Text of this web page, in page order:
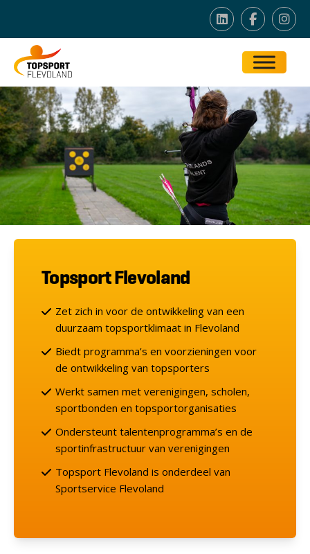
Topsport Flevoland
Zet zich in voor de ontwikkeling van een
duurzaam topsportklimaat in Flevoland
Biedt programma’s en voorzieningen voor
de ontwikkeling van topsporters
Werkt samen met verenigingen, scholen,
sportbonden en topsportorganisaties
Ondersteunt talentenprogramma’s en de
sportinfrastructuur van verenigingen
Topsport Flevoland is onderdeel van
Sportservice Flevoland